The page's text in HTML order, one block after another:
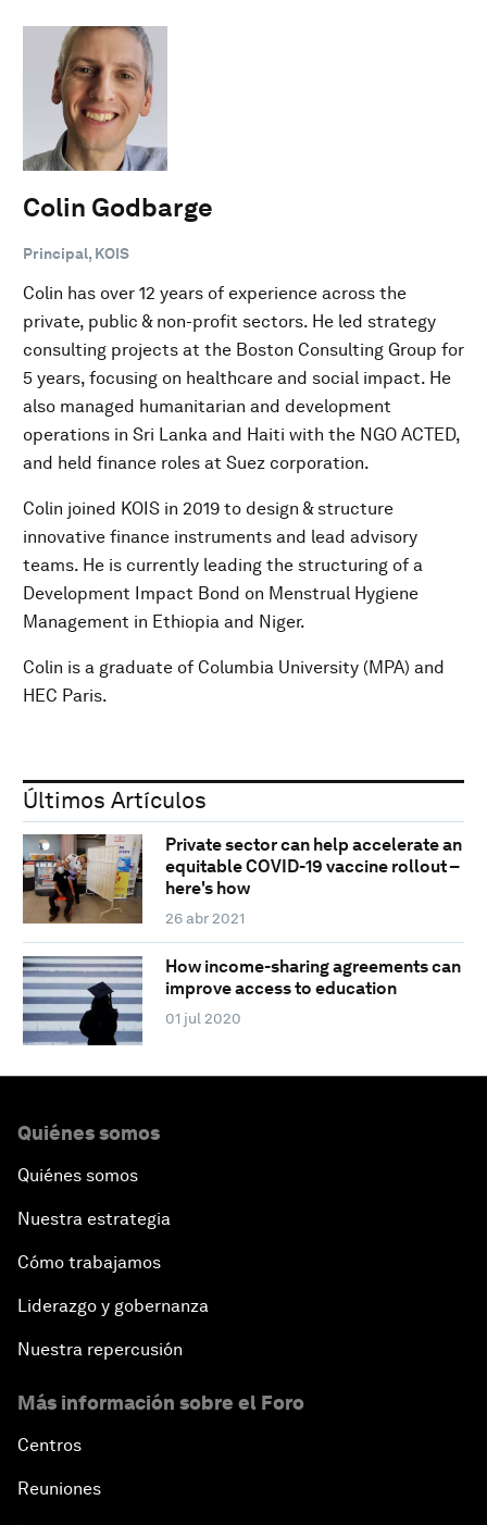
Colin Godbarge
Principal, KOIS
Colin has over 12 years of experience across the
private, public & non-profit sectors. He led strategy
consulting projects at the Boston Consulting Group for
5 years, focusing on healthcare and social impact. He
also managed humanitarian and development
operations in Sri Lanka and Haiti with the NGO ACTED,
and held finance roles at Suez corporation.
Colin joined KOIS in 2019 to design & structure
innovative finance instruments and lead advisory
teams. He is currently leading the structuring of a
Development Impact Bond on Menstrual Hygiene
Management in Ethiopia and Niger.
Colin is a graduate of Columbia University (MPA) and
HEC Paris.
Últimos Artículos
Private sector can help accelerate an
equitable COVID-19 vaccine rollout –
here's how
26 abr 2021
How income-sharing agreements can
improve access to education
01 jul 2020
Quiénes somos
Quiénes somos
Nuestra estrategia
Cómo trabajamos
Liderazgo y gobernanza
Nuestra repercusión
Más información sobre el Foro
Centros
Reuniones